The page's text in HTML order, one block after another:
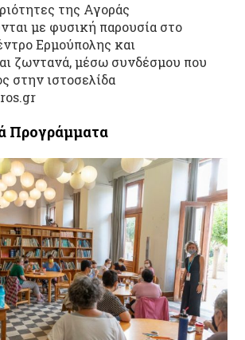
της Αγοράς
με φυσική παρουσία στο
Ερμούπολης και
ζωντανά, μέσω συνδέσμου που
στην ιστοσελίδα
Προγράμματα